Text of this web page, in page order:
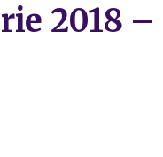
2018 –